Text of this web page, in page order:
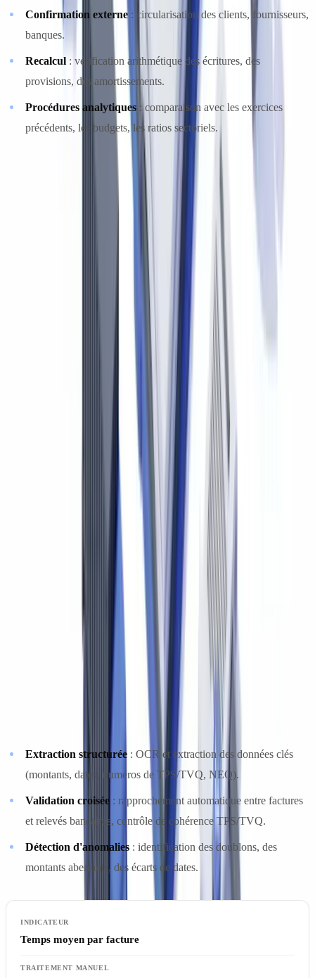
Confirmation externe : circularisation des clients, fournisseurs,
banques.
Recalcul : vérification arithmétique des écritures, des
provisions, des amortissements.
Procédures analytiques : comparaison avec les exercices
précédents, les budgets, les ratios sectoriels.
NCA 240 : prise en compte du risque de fraude
La NCA 240 impose au CPA d'évaluer le risque de fraude
falsifiés, et l'identification de circuits de validation inhabituels. Le
CPA doit exercer un scepticisme professionnel accru face à des
Chaque vérification effectuée doit être documentée dans le dossier
de travail. La NCA 230 exige que la documentation permette à un
comprendre la nature, le calendrier et l'étendue des procédures
réalisées, les résultats obtenus et les éléments probants recueillis.
Automatiser la vérification documentaire en
cabinet comptable
aujourd'hui une large part des contrôles répétitifs :
Extraction structurée : OCR et extraction des données clés
(montants, dates, numéros de TPS/TVQ, NEQ).
Validation croisée : rapprochement automatique entre factures
et relevés bancaires, contrôle de cohérence TPS/TVQ.
Détection d'anomalies : identification des doublons, des
montants aberrants, des écarts de dates.
Temps moyen par facture